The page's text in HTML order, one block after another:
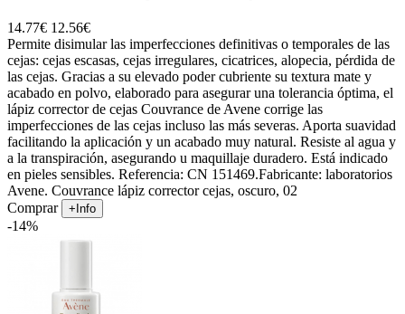
14.77€ 12.56€
Permite disimular las imperfecciones definitivas o temporales de las
cejas: cejas escasas, cejas irregulares, cicatrices, alopecia, pérdida de
las cejas. Gracias a su elevado poder cubriente su textura mate y
acabado en polvo, elaborado para asegurar una tolerancia óptima, el
lápiz corrector de cejas Couvrance de Avene corrige las
imperfecciones de las cejas incluso las más severas. Aporta suavidad
facilitando la aplicación y un acabado muy natural. Resiste al agua y
a la transpiración, asegurando u maquillaje duradero. Está indicado
en pieles sensibles. Referencia: CN 151469.Fabricante: laboratorios
Avene. Couvrance lápiz corrector cejas, oscuro, 02
Comprar
+Info
-14%